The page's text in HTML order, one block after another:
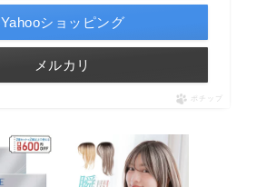
Yahooショッピング
メルカリ
ポチップ